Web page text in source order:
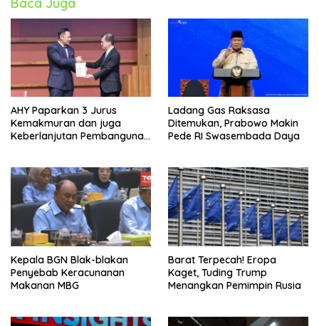
AHY Paparkan 3 Jurus
Kemakmuran dan juga
Keberlanjutan Pembangunan
Ladang Gas Raksasa
Ditemukan, Prabowo Makin
Pede RI Swasembada Daya
Kepala BGN Blak-blakan
Penyebab Keracunanan
Makanan MBG
Barat Terpecah! Eropa
Kaget, Tuding Trump
Menangkan Pemimpin Rusia